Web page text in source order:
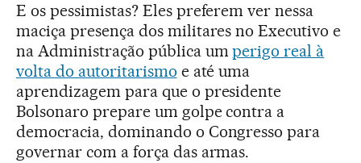
E os pessimistas? Eles preferem ver nessa
maciça presença dos militares no Executivo e
na Administração pública umperigo real à
volta do autoritarismo e até uma
aprendizagem para que o presidente
Bolsonaro prepare um golpe contra a
democracia, dominando o Congresso para
governar com a força das armas.